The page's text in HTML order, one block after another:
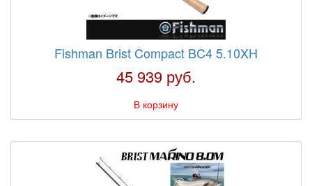
Fishman Brist Compact BC4 5.10XH
45 939 руб.
В корзину